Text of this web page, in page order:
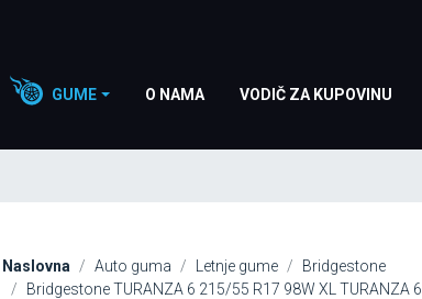
GUME O NAMA VODIČ ZA KUPOVINU
Naslovna Auto guma Letnje gume
Bridgestone
Bridgestone TURANZA 6 215/55 R17 98W XL TURANZA 6